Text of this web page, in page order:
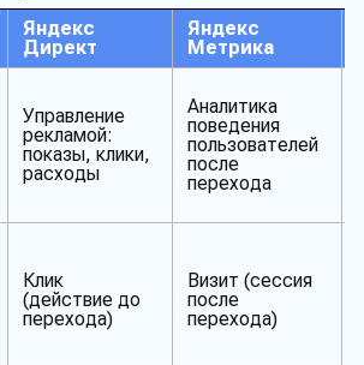
Яндекс
Директ
Яндекс
Метрика
Управление
рекламой:
показы, клики,
расходы
Аналитика
поведения
пользователей
после
перехода
Клик
(действие до
перехода)
Визит (сессия
после
перехода)